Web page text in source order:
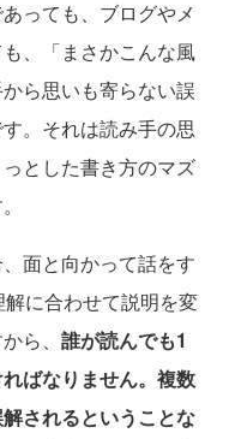
っても、ブログやメ
、「まさかこんな風
ら思いも寄らない誤
。それは読み手の思
とした書き方のマズ
面と向かって話をす
に合わせて説明を変
ら、 誰が読んでも1
ばなりません。複数
されるということな